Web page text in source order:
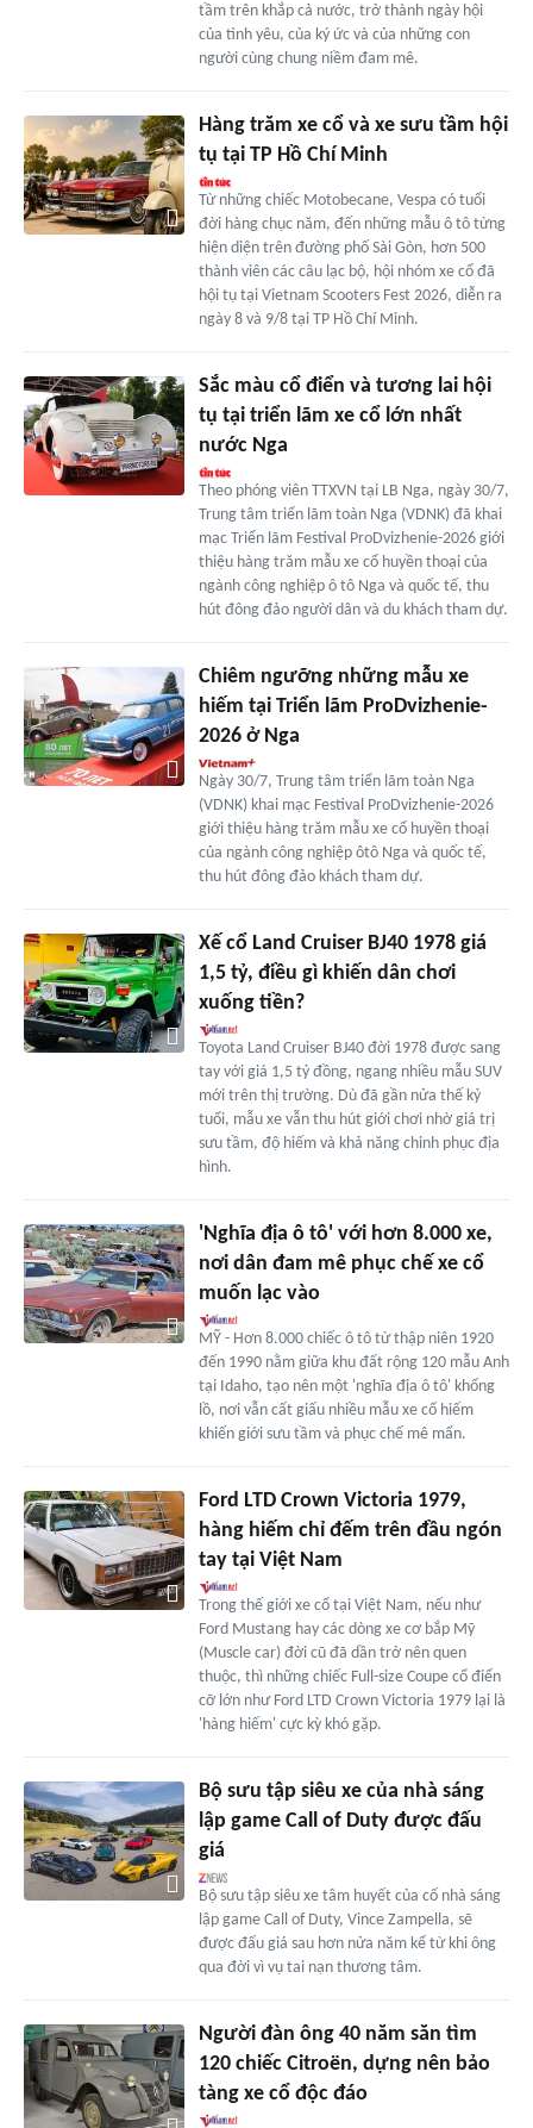
tầm trên khắp cả nước, trở thành ngày hội
của tình yêu, của ký ức và của những con
người cùng chung niềm đam mê.
Hàng trăm xe cổ và xe sưu tầm hội
tụ tại TP Hồ Chí Minh
Từ những chiếc Motobecane, Vespa có tuổi
đời hàng chục năm, đến những mẫu ô tô từng
hiện diện trên đường phố Sài Gòn, hơn 500
thành viên các câu lạc bộ, hội nhóm xe cổ đã
hội tụ tại Vietnam Scooters Fest 2026, diễn ra
ngày 8 và 9/8 tại TP Hồ Chí Minh.
Sắc màu cổ điển và tương lai hội
tụ tại triển lãm xe cổ lớn nhất
nước Nga
Theo phóng viên TTXVN tại LB Nga, ngày 30/7,
Trung tâm triển lãm toàn Nga (VDNK) đã khai
mạc Triển lãm Festival ProDvizhenie-2026 giới
thiệu hàng trăm mẫu xe cổ huyền thoại của
ngành công nghiệp ô tô Nga và quốc tế, thu
hút đông đảo người dân và du khách tham dự.
Chiêm ngưỡng những mẫu xe
hiếm tại Triển lãm ProDvizhenie-
2026 ở Nga
Ngày 30/7, Trung tâm triển lãm toàn Nga
(VDNK) khai mạc Festival ProDvizhenie-2026
giới thiệu hàng trăm mẫu xe cổ huyền thoại
của ngành công nghiệp ôtô Nga và quốc tế,
thu hút đông đảo khách tham dự.
Xế cổ Land Cruiser BJ40 1978 giá
1,5 tỷ, điều gì khiến dân chơi
xuống tiền?
Toyota Land Cruiser BJ40 đời 1978 được sang
tay với giá 1,5 tỷ đồng, ngang nhiều mẫu SUV
mới trên thị trường. Dù đã gần nửa thế kỷ
tuổi, mẫu xe vẫn thu hút giới chơi nhờ giá trị
sưu tầm, độ hiếm và khả năng chinh phục địa
hình.
'Nghĩa địa ô tô' với hơn 8.000 xe,
nơi dân đam mê phục chế xe cổ
muốn lạc vào
MỸ - Hơn 8.000 chiếc ô tô từ thập niên 1920
đến 1990 nằm giữa khu đất rộng 120 mẫu Anh
tại Idaho, tạo nên một 'nghĩa địa ô tô' khổng
lồ, nơi vẫn cất giấu nhiều mẫu xe cổ hiếm
khiến giới sưu tầm và phục chế mê mẩn.
Ford LTD Crown Victoria 1979,
hàng hiếm chỉ đếm trên đầu ngón
tay tại Việt Nam
Trong thế giới xe cổ tại Việt Nam, nếu như
Ford Mustang hay các dòng xe cơ bắp Mỹ
(Muscle car) đời cũ đã dần trở nên quen
thuộc, thì những chiếc Full-size Coupe cổ điển
cỡ lớn như Ford LTD Crown Victoria 1979 lại là
'hàng hiếm' cực kỳ khó gặp.
Bộ sưu tập siêu xe của nhà sáng
lập game Call of Duty được đấu
giá
Bộ sưu tập siêu xe tâm huyết của cố nhà sáng
lập game Call of Duty, Vince Zampella, sẽ
được đấu giá sau hơn nửa năm kể từ khi ông
qua đời vì vụ tai nạn thương tâm.
Người đàn ông 40 năm săn tìm
120 chiếc Citroën, dựng nên bảo
tàng xe cổ độc đáo